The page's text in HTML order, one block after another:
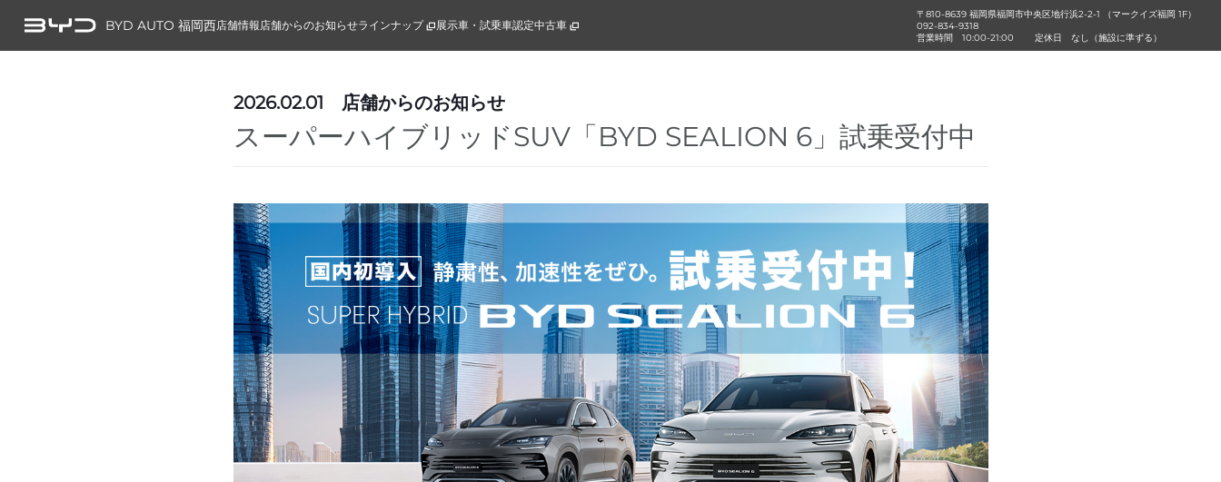
BYD AUTO 福岡西店舗情報店舗からのお知らせラインナップ 展示車・試乗車認定中古車
〒810-8639 福岡県福岡市中央区地行浜2-2-1 （マークイズ福岡 1F）
092-834-9318
営業時間
10:00-21:00 定休日 なし（施設に準ずる）
2026.02.01 店舗からのお知らせ
スーパーハイブリッドSUV「BYD SEALION 6」試乗受付中